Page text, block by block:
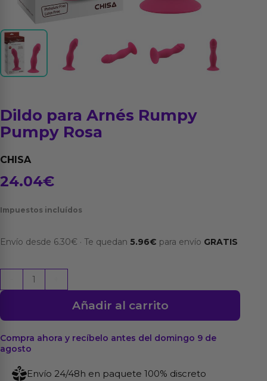
Dildo para Arnés Rumpy
Pumpy Rosa
CHISA
24.04€
Impuestos incluídos
Envío desde 6.30€ · Te quedan 5.96€ para envío GRATIS
para
Rumpy
Pumpy
Rosa
cantidad
Añadir al carrito
Compra ahora y recíbelo antes del domingo 9 de
agosto
Envío 24/48h en paquete 100% discreto